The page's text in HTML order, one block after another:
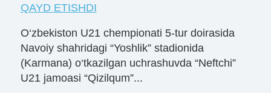
QAYD ETISHDI
O‘zbekiston U21 chempionati 5-tur doirasida
Navoiy shahridagi “Yoshlik” stadionida
(Karmana) o‘tkazilgan uchrashuvda “Neftchi”
U21 jamoasi “Qizilqum”...